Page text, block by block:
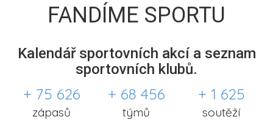
FANDÍME SPORTU
Kalendář sportovních akcí a seznam
sportovních klubů.
+ 75 626
zápasů
+ 68 456
týmů
+ 1 625
soutěží